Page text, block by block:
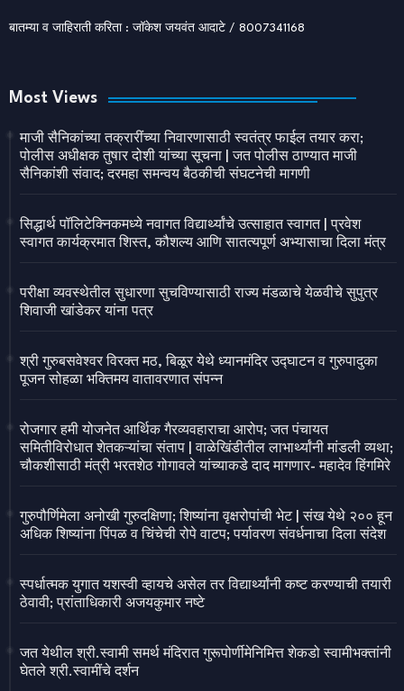
बातम्या व जाहिराती करिता : जॉकेश जयवंत आदाटे / 8007341168
Most Views
माजी सैनिकांच्या तक्रारींच्या निवारणासाठी स्वतंत्र फाईल तयार करा;
पोलीस अधीक्षक तुषार दोशी यांच्या सूचना | जत पोलीस ठाण्यात माजी
सैनिकांशी संवाद; दरमहा समन्वय बैठकीची संघटनेची मागणी
सिद्धार्थ पॉलिटेक्निकमध्ये नवागत विद्यार्थ्यांचे उत्साहात स्वागत | प्रवेश
स्वागत कार्यक्रमात शिस्त, कौशल्य आणि सातत्यपूर्ण अभ्यासाचा दिला मंत्र
परीक्षा व्यवस्थेतील सुधारणा सुचविण्यासाठी राज्य मंडळाचे येळवीचे सुपुत्र
शिवाजी खांडेकर यांना पत्र
श्री गुरुबसवेश्वर विरक्त मठ, बिळूर येथे ध्यानमंदिर उद्घाटन व गुरुपादुका
पूजन सोहळा भक्तिमय वातावरणात संपन्न
रोजगार हमी योजनेत आर्थिक गैरव्यवहाराचा आरोप; जत पंचायत
समितीविरोधात शेतकऱ्यांचा संताप | वाळेखिंडीतील लाभार्थ्यांनी मांडली व्यथा;
चौकशीसाठी मंत्री भरतशेठ गोगावले यांच्याकडे दाद मागणार- महादेव हिंगमिरे
गुरुपौर्णिमेला अनोखी गुरुदक्षिणा; शिष्यांना वृक्षरोपांची भेट | संख येथे २०० हून
अधिक शिष्यांना पिंपळ व चिंचेची रोपे वाटप; पर्यावरण संवर्धनाचा दिला संदेश
स्पर्धात्मक युगात यशस्वी व्हायचे असेल तर विद्यार्थ्यांनी कष्ट करण्याची तयारी
ठेवावी; प्रांताधिकारी अजयकुमार नष्टे
जत येथील श्री.स्वामी समर्थ मंदिरात गुरूपोर्णीमेनिमित्त शेकडो स्वामीभक्तांनी
घेतले श्री.स्वामींचे दर्शन